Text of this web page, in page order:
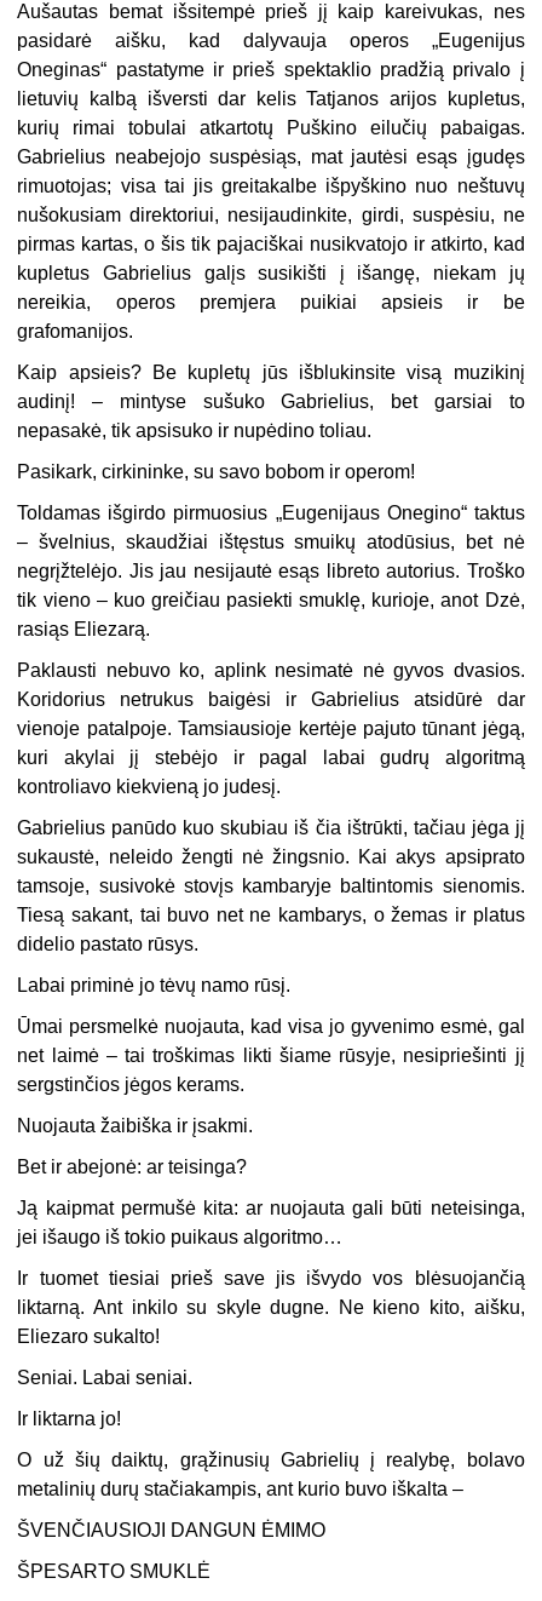
Aušautas bemat išsitempė prieš jį kaip kareivukas, nes
pasidarė aišku, kad dalyvauja operos „Eugenijus
Oneginas“ pastatyme ir prieš spektaklio pradžią privalo į
lietuvių kalbą išversti dar kelis Tatjanos arijos kupletus,
kurių rimai tobulai atkartotų Puškino eilučių pabaigas.
Gabrielius neabejojo suspėsiąs, mat jautėsi esąs įgudęs
rimuotojas; visa tai jis greitakalbe išpyškino nuo neštuvų
nušokusiam direktoriui, nesijaudinkite, girdi, suspėsiu, ne
pirmas kartas, o šis tik pajaciškai nusikvatojo ir atkirto, kad
kupletus Gabrielius galįs susikišti į išangę, niekam jų
nereikia, operos premjera puikiai apsieis ir be
grafomanijos.
Kaip apsieis? Be kupletų jūs išblukinsite visą muzikinį
audinį! – mintyse sušuko Gabrielius, bet garsiai to
nepasakė, tik apsisuko ir nupėdino toliau.
Pasikark, cirkininke, su savo bobom ir operom!
Toldamas išgirdo pirmuosius „Eugenijaus Onegino“ taktus
– švelnius, skaudžiai ištęstus smuikų atodūsius, bet nė
negrįžtelėjo. Jis jau nesijautė esąs libreto autorius. Troško
tik vieno – kuo greičiau pasiekti smuklę, kurioje, anot Dzė,
rasiąs Eliezarą.
Paklausti nebuvo ko, aplink nesimatė nė gyvos dvasios.
Koridorius netrukus baigėsi ir Gabrielius atsidūrė dar
vienoje patalpoje. Tamsiausioje kertėje pajuto tūnant jėgą,
kuri akylai jį stebėjo ir pagal labai gudrų algoritmą
kontroliavo kiekvieną jo judesį.
Gabrielius panūdo kuo skubiau iš čia ištrūkti, tačiau jėga jį
sukaustė, neleido žengti nė žingsnio. Kai akys apsiprato
tamsoje, susivokė stovįs kambaryje baltintomis sienomis.
Tiesą sakant, tai buvo net ne kambarys, o žemas ir platus
didelio pastato rūsys.
Labai priminė jo tėvų namo rūsį.
Ūmai persmelkė nuojauta, kad visa jo gyvenimo esmė, gal
net laimė – tai troškimas likti šiame rūsyje, nesipriešinti jį
sergstinčios jėgos kerams.
Nuojauta žaibiška ir įsakmi.
Bet ir abejonė: ar teisinga?
Ją kaipmat permušė kita: ar nuojauta gali būti neteisinga,
jei išaugo iš tokio puikaus algoritmo…
Ir tuomet tiesiai prieš save jis išvydo vos blėsuojančią
liktarną. Ant inkilo su skyle dugne. Ne kieno kito, aišku,
Eliezaro sukalto!
Seniai. Labai seniai.
Ir liktarna jo!
O už šių daiktų, grąžinusių Gabrielių į realybę, bolavo
metalinių durų stačiakampis, ant kurio buvo iškalta –
ŠVENČIAUSIOJI DANGUN ĖMIMO
ŠPESARTO SMUKLĖ